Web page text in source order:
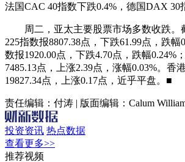
法国CAC 40指数下跌0.4%，德国DAX 30
周二，亚太主要股票市场多数收跌。
225指数报8807.38点，下跌61.99点，跌
数报1920.00点，下跌4.70点，跌幅0.24%
7485.13点，上涨2.39点，涨幅0.03%。香
19827.34点，上涨0.17点，近乎平盘。■
责任编辑：付涛 | 版面编辑：Calum
投资资讯 热点数据
查看更多>>
推荐视频